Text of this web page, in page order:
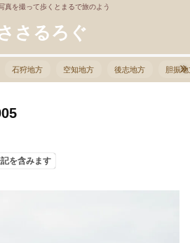
真を撮って歩くとまるで旅のよう
さるろぐ
石狩地方 空知地方 後志地方 胆振
を含みます